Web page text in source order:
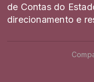
de Contas do
direcionamento e